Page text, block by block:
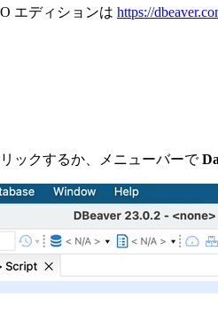
エディションは https://
ックするか、メニューバーで